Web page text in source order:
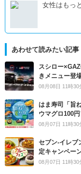
女性はもっ
あわせて読みたい記事
スシロー
きメニュー登
08月08日 11時30
はま寿司「旨
ウマグロ100
08月07日 11時30
セブン‐イレ
定キャンペー
08月07日 11時30